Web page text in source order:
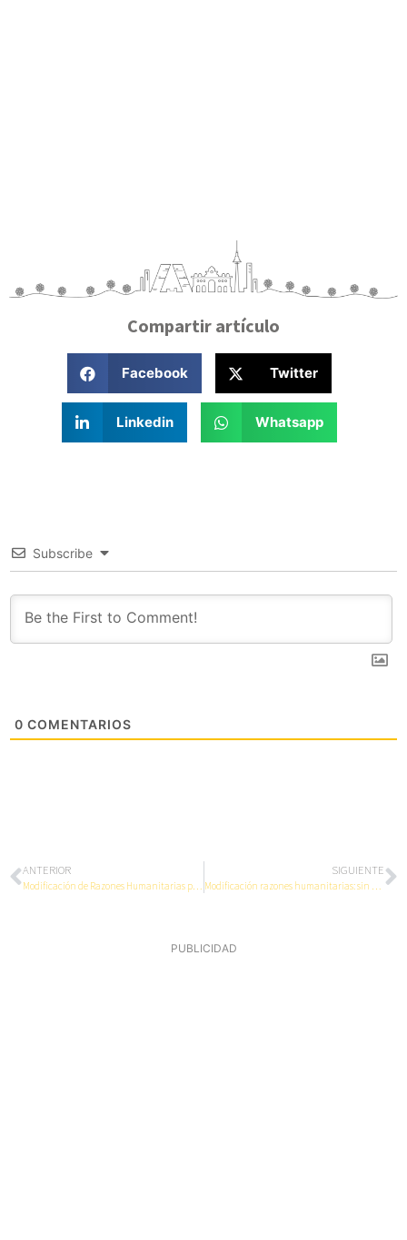
Compartir artículo
Facebook Twitter
Linkedin Whatsapp
Subscribe
0 COMENTARIOS
ANTERIOR
Modificación de Razones Humanitarias para menores
SIGUIENTE
Modificación razones humanitarias: sin experiencia laboral
PUBLICIDAD